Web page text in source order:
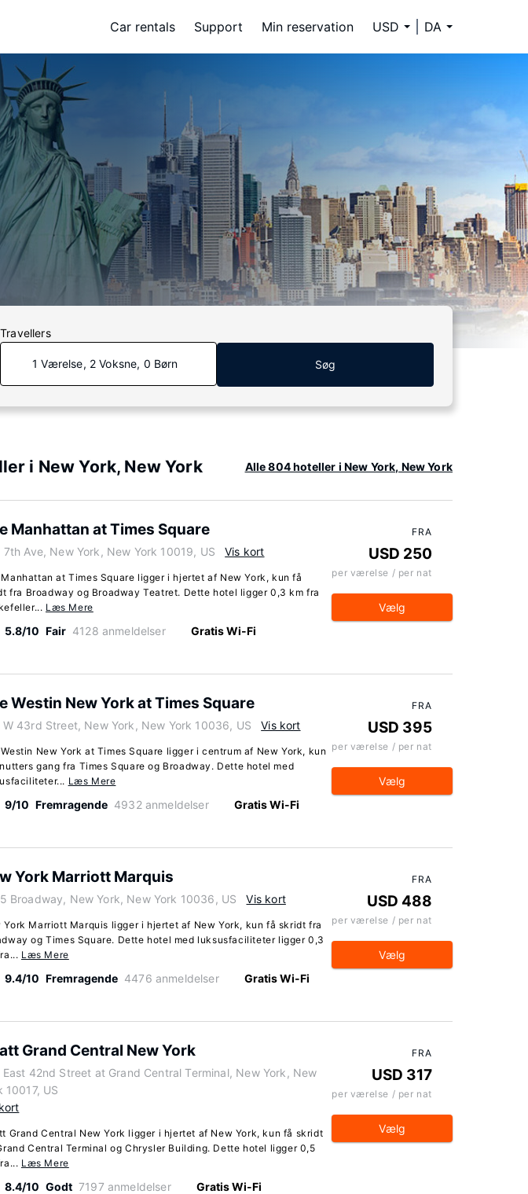
Car rentals Support Min reservation USD DA
Travellers
1 Værelse, 2 Voksne, 0 Børn Søg
i New York, New York Alle 804 hoteller i New York, New York
Manhattan at Times Square
Ave, New York, New York 10019, US Vis kort
at Times Square ligger i hjertet af New York, kun få
fra Broadway og Broadway Teatret. Dette hotel ligger 0,3 km fra
Læs Mere
5.8/10 Fair 4128 anmeldelser Gratis Wi-Fi
FRA
USD 250
per værelse / per nat
Vælg
Westin New York at Times Square
W 43rd Street, New York, New York 10036, US Vis kort
New York at Times Square ligger i centrum af New York, kun
gang fra Times Square og Broadway. Dette hotel med
Læs Mere
9/10 Fremragende 4932 anmeldelser Gratis Wi-Fi
FRA
USD 395
per værelse / per nat
Vælg
York Marriott Marquis
Broadway, New York, New York 10036, US Vis kort
York Marriott Marquis ligger i hjertet af New York, kun få skridt fra
og Times Square. Dette hotel med luksusfaciliteter ligger 0,3
Læs Mere
9.4/10 Fremragende 4476 anmeldelser Gratis Wi-Fi
FRA
USD 488
per værelse / per nat
Vælg
Grand Central New York
East 42nd Street at Grand Central Terminal, New York, New
10017, US
Grand Central New York ligger i hjertet af New York, kun få skridt
Central Terminal og Chrysler Building. Dette hotel ligger 0,5
Læs Mere
8.4/10 Godt 7197 anmeldelser Gratis Wi-Fi
FRA
USD 317
per værelse / per nat
Vælg